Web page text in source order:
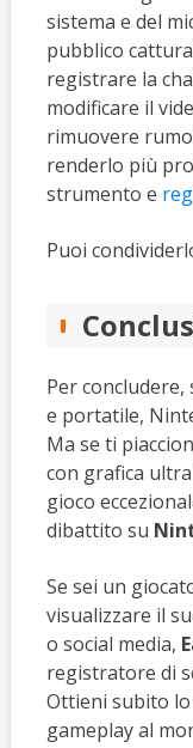
sistema e del
pubblico
registrare la
modificare il
rimuovere
renderlo più
strumento e
Puoi
Per
e portatile,
Ma se ti
con grafica
gioco
dibattito su
Se sei un
visualizzare il
o social media,
registratore di
Ottieni subito
gameplay al